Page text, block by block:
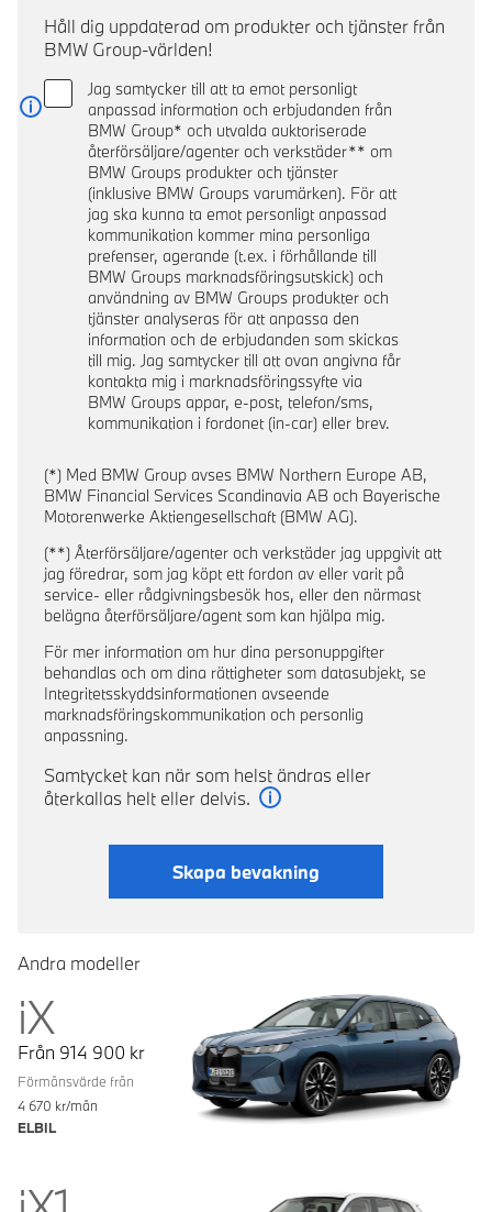
Håll dig uppdaterad om produkter och tjänster från
BMW Group-världen!
Jag samtycker till att ta emot personligt
anpassad information och erbjudanden från
BMW Group* och utvalda auktoriserade
återförsäljare/agenter och verkstäder** om
BMW Groups produkter och tjänster
(inklusive BMW Groups varumärken). För att
jag ska kunna ta emot personligt anpassad
kommunikation kommer mina personliga
prefenser, agerande (t.ex. i förhållande till
BMW Groups marknadsföringsutskick) och
användning av BMW Groups produkter och
tjänster analyseras för att anpassa den
information och de erbjudanden som skickas
till mig. Jag samtycker till att ovan angivna får
kontakta mig i marknadsföringssyfte via
BMW Groups appar, e-post, telefon/sms,
kommunikation i fordonet (in-car) eller brev.
Läs mer
(*) Med BMW Group avses BMW Northern Europe AB,
BMW Financial Services Scandinavia AB och Bayerische
Motorenwerke Aktiengesellschaft (BMW AG).
(**) Återförsäljare/agenter och verkstäder jag uppgivit att
jag föredrar, som jag köpt ett fordon av eller varit på
service- eller rådgivningsbesök hos, eller den närmast
belägna återförsäljare/agent som kan hjälpa mig.
För mer information om hur dina personuppgifter
behandlas och om dina rättigheter som datasubjekt, se
Integritetsskyddsinformationen avseende
marknadsföringskommunikation och personlig
anpassning.
Samtycket kan när som helst ändras eller
återkallas helt eller delvis.
Skapa bevakning
Andra modeller
iX
Från 914 900 kr
Förmånsvärde från
4 670 kr/mån
ELBIL